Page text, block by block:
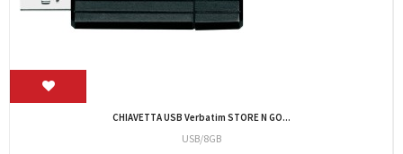
FLACONE ARIA COMPRESSA 400 ml
BF/AIR